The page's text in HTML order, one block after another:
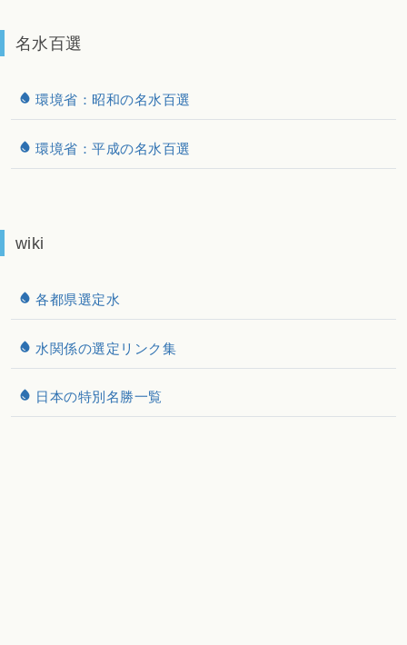
名水百選
環境省：昭和の名水百選
環境省：平成の名水百選
wiki
各都県選定水
水関係の選定リンク集
日本の特別名勝一覧